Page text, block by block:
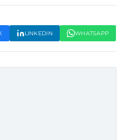
LINKEDIN WHATSAPP